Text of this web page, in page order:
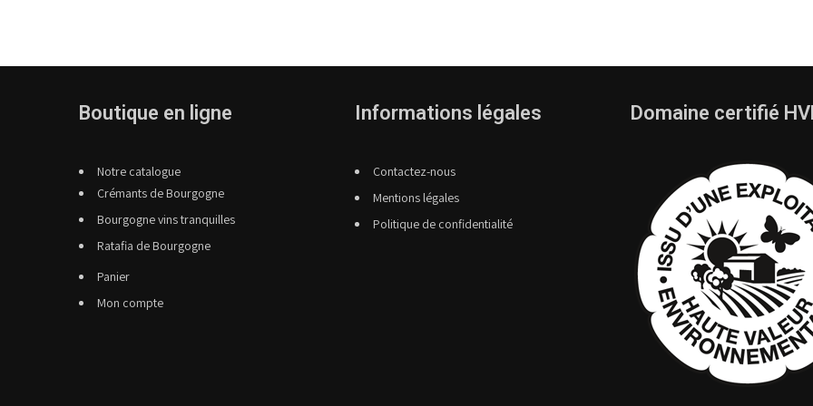
Boutique en ligne
Notre catalogue
Crémants de Bourgogne
Bourgogne vins tranquilles
Ratafia de Bourgogne
Panier
Mon compte
Informations légales
Contactez-nous
Mentions légales
Politique de confidentialité
Domaine certifié